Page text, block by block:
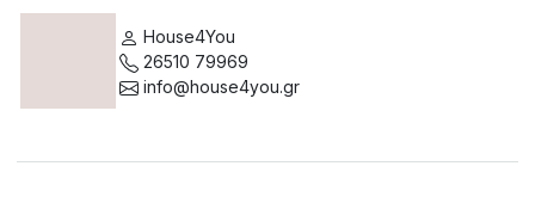
House4You
26510 79969
info@house4you.gr